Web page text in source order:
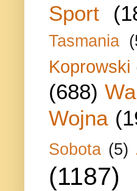
Sport
Tasmania
Koprowski
(688)
Wojna
Sobota (5)
(1187)